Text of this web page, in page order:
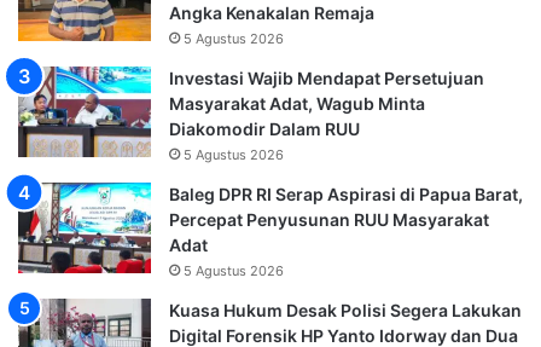
Angka Kenakalan Remaja
5 Agustus 2026
Investasi Wajib Mendapat Persetujuan
Masyarakat Adat, Wagub Minta
Diakomodir Dalam RUU
5 Agustus 2026
Baleg DPR RI Serap Aspirasi di Papua Barat,
Percepat Penyusunan RUU Masyarakat
Adat
5 Agustus 2026
Kuasa Hukum Desak Polisi Segera Lakukan
Digital Forensik HP Yanto Idorway dan Dua